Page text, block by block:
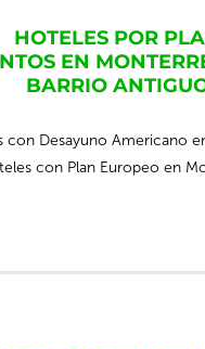
HOTELES POR
EN
BARRIO
con Desayuno Americano
con Plan Europeo en